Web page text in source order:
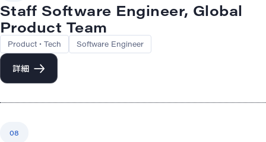
Staff Software Engineer, Global
Product Team
Product・Tech Software Engineer
詳細
08